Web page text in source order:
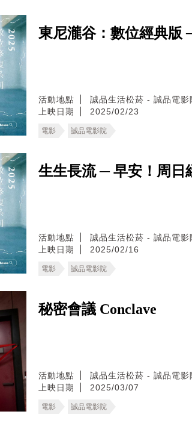
東尼瀧谷：數位經典版
活動地點
誠品生活松菸 - 誠品電影
上映日期
2025/02/23
電影 誠品電影院
生生長流 ─ 早安！周日
活動地點
誠品生活松菸 - 誠品電影
上映日期
2025/02/16
電影 誠品電影院
秘密會議 Conclave
活動地點
誠品生活松菸 - 誠品電影
上映日期
2025/03/07
電影 誠品電影院